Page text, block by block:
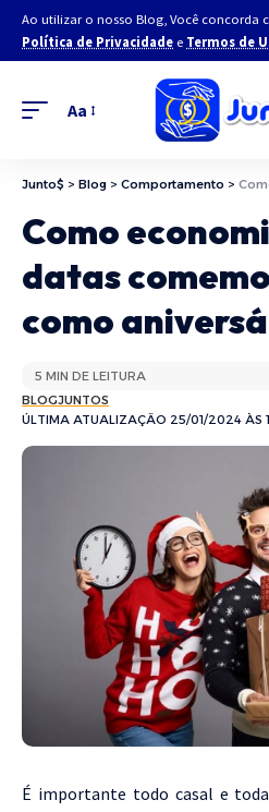
Ao utilizar o nosso Blog, Você concorda
Política de Privacidade e Termos de
Aa
Junto$ > Blog > Comportamento > Como
Como
datas
como
ÚLTIMA ATUALIZAÇÃO 25/01/2024 ÀS
BLOGJUNTOS
5 MIN DE LEITURA
É importante todo casal e